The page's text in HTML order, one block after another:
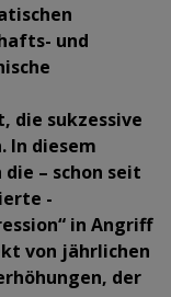
und
die sukzessive
In diesem
– schon seit
-
in Angriff
von jährlichen
der